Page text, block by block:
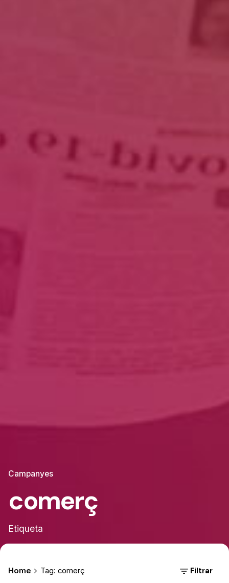
Campanyes
comerç
Etiqueta
Home Tag: comerç Filtrar